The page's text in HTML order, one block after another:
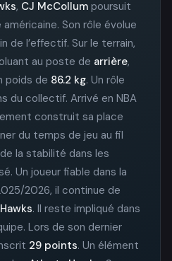
, CJ McCollum poursuit
Son rôle évolue
de l’effectif. Sur le terrain,
au poste de arrière,
poids de 86.2 kg. Un rôle
du collectif. Arrivé en NBA
construit sa place
du temps de jeu au fil
la stabilité dans les
Un joueur fiable dans la
2026, il continue de
. Il reste impliqué dans
Lors de son dernier
29 points. Un élément